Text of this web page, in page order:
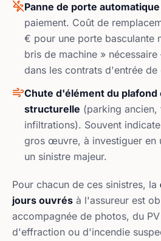
Panne de porte automatique
paiement. Coût de
€ pour une porte basculante
bris de machine »
dans les contrats d'entrée de
Chute d'élément du plafond
structurelle (parking
infiltrations). Souvent
gros œuvre, à investiguer en
un sinistre majeur.
Pour chacun de ces sinistres, la
jours ouvrés à l'assureur est
accompagnée de photos, du
d'effraction ou d'incendie